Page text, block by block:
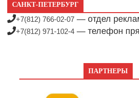
САНКТ-ПЕТЕРБУРГ
+7(812) 766-02-07 — отдел
+7(812) 971-102-4 — телефон
ПАРТНЕРЫ